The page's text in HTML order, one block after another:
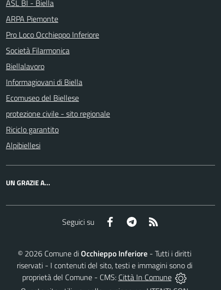
ASL BI - Biella
ARPA Piemonte
Pro Loco Occhieppo Inferiore
Società Filarmonica
Biellalavoro
Informagiovani di Biella
Ecomuseo del Biellese
protezione civile - sito regionale
Riciclo garantito
Alpibiellesi
UN GRAZIE A...
Seguici su Facebook Telegram
© 2026 Comune diOcchieppo Inferiore - Tutti i diritti
riservati - I contenuti del sito, testi e immagini sono di
proprietà del Comune - CMS: Città In Comune